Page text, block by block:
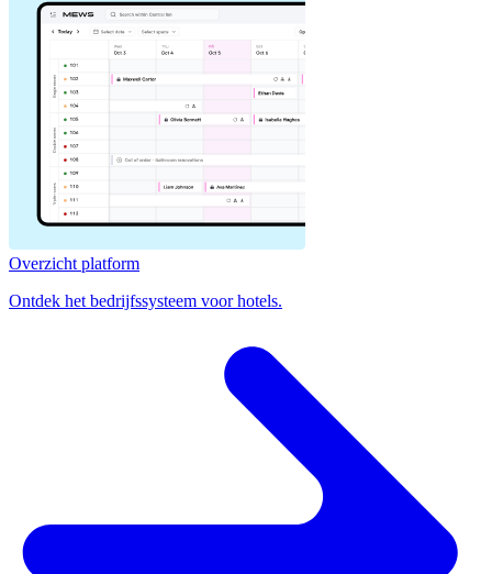
Overzicht platform
Ontdek het bedrijfssysteem voor hotels.